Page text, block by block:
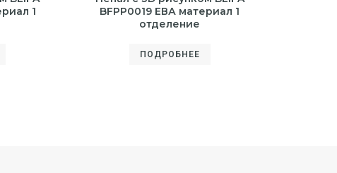
1
BFPP0019 ЕВА материал 1
отделение
ПОДРОБНЕЕ